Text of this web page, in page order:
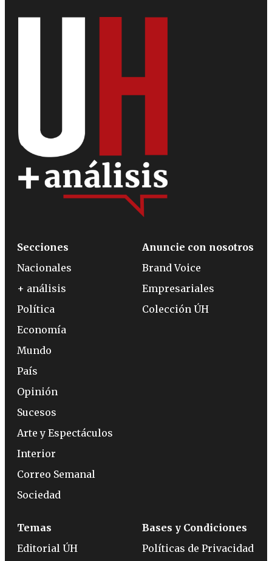
Secciones
Nacionales
+ análisis
Política
Economía
Mundo
País
Opinión
Sucesos
Arte y Espectáculos
Interior
Correo Semanal
Sociedad
Anuncie con nosotros
Brand Voice
Empresariales
Colección ÚH
Temas
Editorial ÚH
Bases y Condiciones
Políticas de Privacidad